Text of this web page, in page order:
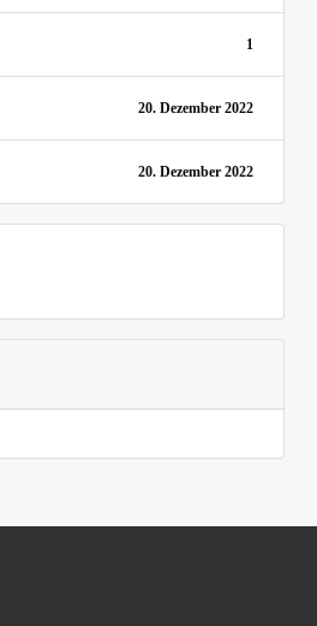
1
20. Dezember 2022
20. Dezember 2022